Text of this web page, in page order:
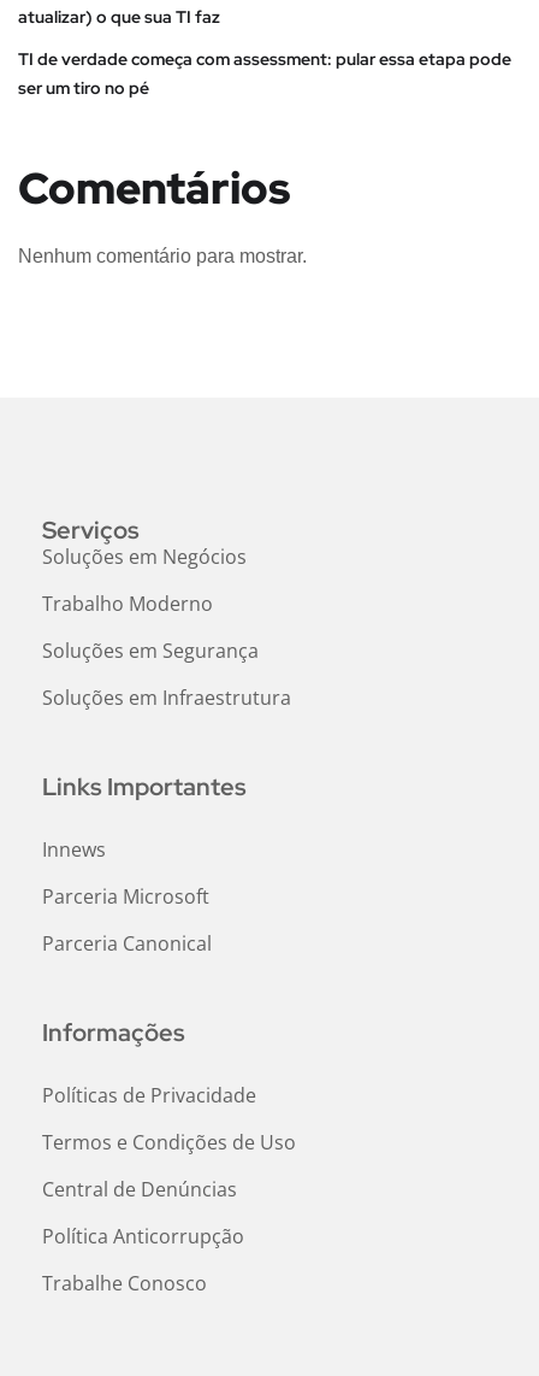
atualizar) o que sua TI faz
TI de verdade começa com assessment: pular essa etapa pode
ser um tiro no pé
Comentários
Nenhum comentário para mostrar.
Serviços
Soluções em Negócios
Trabalho Moderno
Soluções em Segurança
Soluções em Infraestrutura
Links Importantes
Innews
Parceria Microsoft
Parceria Canonical
Informações
Políticas de Privacidade
Termos e Condições de Uso
Central de Denúncias
Política Anticorrupção
Trabalhe Conosco